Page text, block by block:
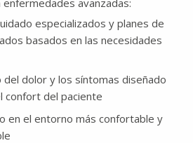
especializados y planes de
basados en las necesidades
dolor y los síntomas diseñado
confort del paciente
en el entorno más confortable y